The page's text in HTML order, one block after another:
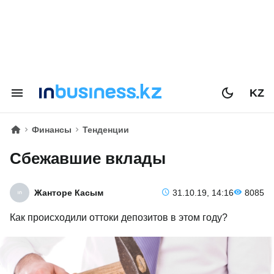
KZ
Финансы Тенденции
Сбежавшие вклады
Жанторе Касым 31.10.19, 14:16 8085
Как происходили оттоки депозитов в этом году?